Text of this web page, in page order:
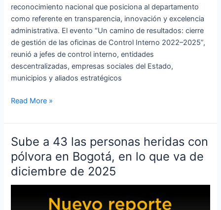
reconocimiento nacional que posiciona al departamento
como referente en transparencia, innovación y excelencia
administrativa. El evento “Un camino de resultados: cierre
de gestión de las oficinas de Control Interno 2022–2025”,
reunió a jefes de control interno, entidades
descentralizadas, empresas sociales del Estado,
municipios y aliados estratégicos
Read More »
Sube a 43 las personas heridas con
pólvora en Bogotá, en lo que va de
diciembre de 2025
Sube
43
las
personas